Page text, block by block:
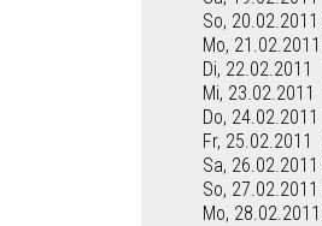
So, 20.02.2011
Mo, 21.02.2011
Di, 22.02.2011
Mi, 23.02.2011
Do, 24.02.2011
Fr, 25.02.2011
Sa, 26.02.2011
So, 27.02.2011
Mo, 28.02.2011